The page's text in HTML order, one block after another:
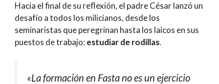
Hacia el final de su reflexión, el padre César lanzó un
desafío a todos los milicianos, desde los
seminaristas que peregrinan hasta los laicos en sus
puestos de trabajo: estudiar de rodillas.
«La formación en Fasta no es un ejercicio